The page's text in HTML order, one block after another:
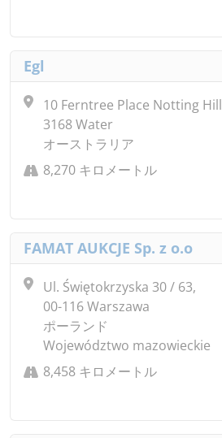
Egl
10 Ferntree Place Notting Hill
3168 Water
オーストラリア
8,270 キロメートル
FAMAT AUKCJE Sp. z o.o
Ul. Świętokrzyska 30 / 63,
00-116 Warszawa
ポーランド
Województwo mazowieckie
8,458 キロメートル